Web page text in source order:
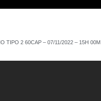
TIPO 2 60CAP – 07/11/2022 – 15H 00M